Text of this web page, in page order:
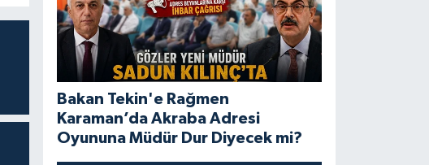
Bakan Tekin'e Rağmen
Karaman’da Akraba Adresi
Oyununa Müdür Dur Diyecek mi?